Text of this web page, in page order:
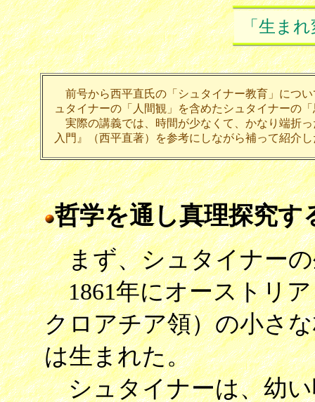
「生ま
前号から西平直氏の「シュタイナー教育」につ
ュタイナーの「人間観」を含めたシュタイナーの
実際の講義では、時間が少なくて、かなり端折
入門』（西平直著）を参考にしながら補って紹介
哲学を通し真理探究す
まず、シュタイナーの
1861年にオーストリア
クロアチア領）の小さ
は生まれた。
シュタイナーは、幼い